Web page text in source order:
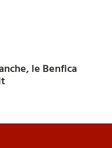
le Benfica